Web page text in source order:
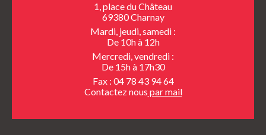
1, place du Château
69380 Charnay
Mardi, jeudi, samedi :
De 10h à 12h
Mercredi, vendredi :
De 15h à 17h30
Fax : 04 78 43 94 64
Contactez nous par mail